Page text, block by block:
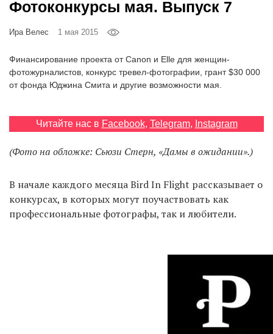
Фотоконкурсы мая. Выпуск 7
Ира Велес 1 мая 2015
Финансирование проекта от Canon и Elle для женщин-
фотожурналистов, конкурс тревел-фотографии, грант $30 000
от фонда Юджина Смита и другие возможности мая.
Читайте нас в Facebook, Telegram, Instagram
(Фото на обложке: Сьюзи Стерн, «Дамы в ожидании».)
В начале каждого месяца Bird In Flight рассказывает о
конкурсах, в которых могут поучаствовать как
профессиональные фотографы, так и любители.